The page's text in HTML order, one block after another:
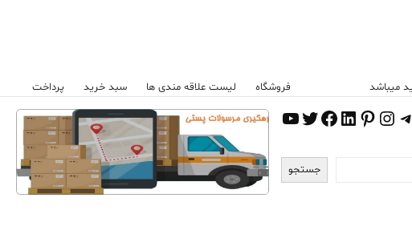
فروشگاه لیست علاقه مندی ها سبد خرید پرداخت
تلگرام
اینستاگرم
پینترست
لینکداین
فیس‌بوک
توییتریوتیوب
جستجو